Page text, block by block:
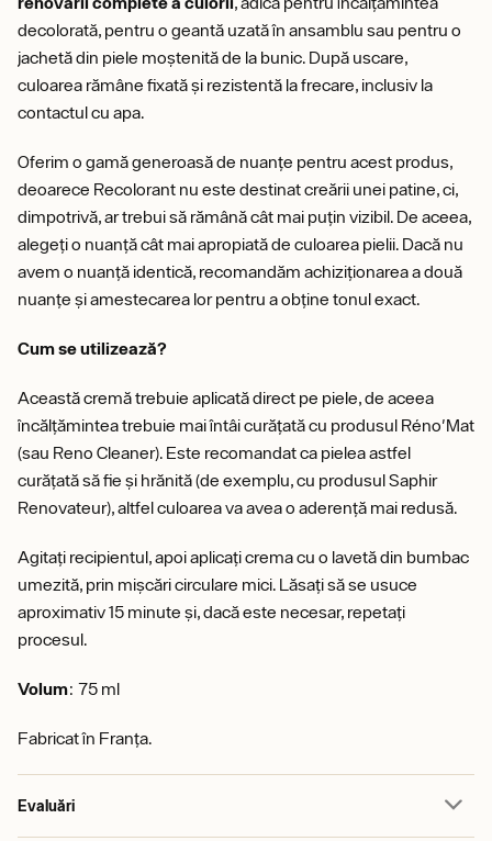
decolorată, pentru o geantă uzată în ansamblu sau pentru o
jachetă din piele moștenită de la bunic. După uscare,
culoarea rămâne fixată și rezistentă la frecare, inclusiv la
contactul cu apa.
Oferim o gamă generoasă de nuanțe pentru acest produs,
deoarece Recolorant nu este destinat creării unei patine, ci,
dimpotrivă, ar trebui să rămână cât mai puțin vizibil. De aceea,
alegeți o nuanță cât mai apropiată de culoarea pielii. Dacă nu
avem o nuanță identică, recomandăm achiziționarea a două
nuanțe și amestecarea lor pentru a obține tonul exact.
Cum se utilizează?
Această cremă trebuie aplicată direct pe piele, de aceea
încălțămintea trebuie mai întâi curățată cu produsul Réno'Mat
(sau Reno Cleaner). Este recomandat ca pielea astfel
curățată să fie și hrănită (de exemplu, cu produsul Saphir
Renovateur), altfel culoarea va avea o aderență mai redusă.
Agitați recipientul, apoi aplicați crema cu o lavetă din bumbac
umezită, prin mișcări circulare mici. Lăsați să se usuce
aproximativ 15 minute și, dacă este necesar, repetați
procesul.
Volum: 75 ml
Fabricat în Franța.
Evaluări